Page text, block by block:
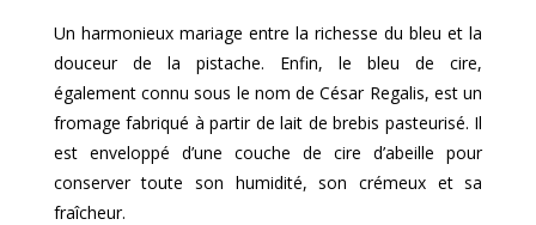
Un harmonieux mariage entre la richesse du bleu et la
douceur de la pistache. Enfin, le bleu de cire,
également connu sous le nom de César Regalis, est un
fromage fabriqué à partir de lait de brebis pasteurisé. Il
est enveloppé d’une couche de cire d’abeille pour
conserver toute son humidité, son crémeux et sa
fraîcheur.